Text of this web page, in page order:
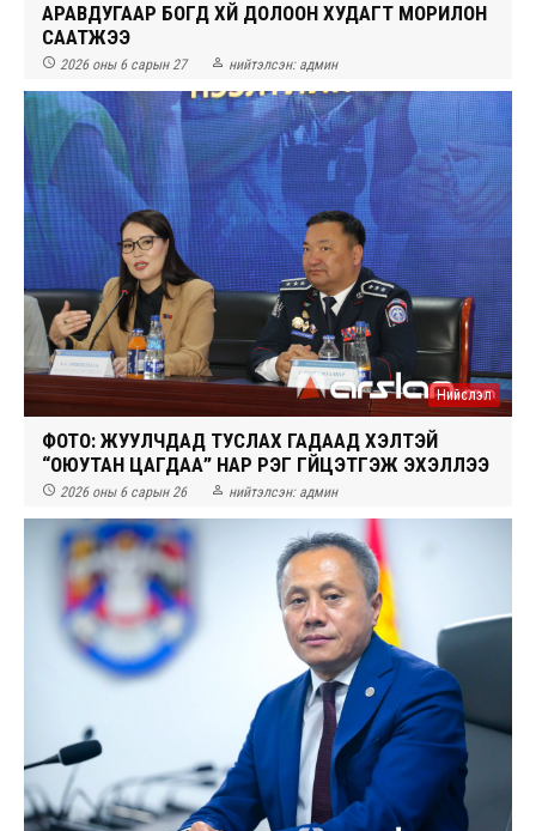
АРАВДУГААР БОГД ХҮЙ ДОЛООН ХУДАГТ МОРИЛОН
СААТЖЭЭ
 2026 оны 6 сарын 27  нийтэлсэн: админ
Нийслэл
ФОТО: ЖУУЛЧДАД ТУСЛАХ ГАДААД ХЭЛТЭЙ
“ОЮУТАН ЦАГДАА” НАР ҮҮРЭГ ГҮЙЦЭТГЭЖ ЭХЭЛЛЭЭ
 2026 оны 6 сарын 26  нийтэлсэн: админ